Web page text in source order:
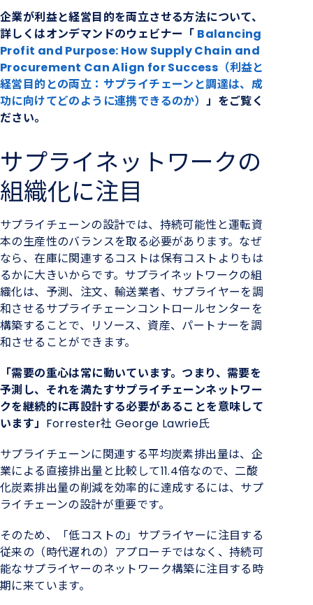
企業が利益と経営目的を両立させる方法について、
詳しくはオンデマンドのウェビナー「 Balancing
Profit and Purpose: How Supply Chain and
Procurement Can Align for Success（利益と
経営目的との両立：サプライチェーンと調達は、成
功に向けてどのように連携できるのか）」をご覧く
ださい。
サプライネットワークの
組織化に注目
サプライチェーンの設計では、持続可能性と運転資
本の生産性のバランスを取る必要があります。なぜ
なら、在庫に関連するコストは保有コストよりもは
るかに大きいからです。サプライネットワークの組
織化は、予測、注文、輸送業者、サプライヤーを調
和させるサプライチェーンコントロールセンターを
構築することで、リソース、資産、パートナーを調
和させることができます。
「需要の重心は常に動いています。つまり、需要を
予測し、それを満たすサプライチェーンネットワー
クを継続的に再設計する必要があることを意味して
います」 Forrester社George Lawrie氏
サプライチェーンに関連する平均炭素排出量は、 企
業による直接排出量と比較して11.4倍なので、二酸
化炭素排出量の削減を効率的に達成するには、サプ
ライチェーンの設計が重要です。
そのため、「低コストの」サプライヤーに注目する
従来の（時代遅れの）アプローチではなく、持続可
能なサプライヤーのネットワーク構築に注目する時
期に来ています。